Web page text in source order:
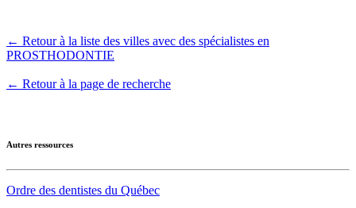
← Retour à la liste des villes avec des spécialistes en
PROSTHODONTIE
← Retour à la page de recherche
Autres ressources
Ordre des dentistes du Québec